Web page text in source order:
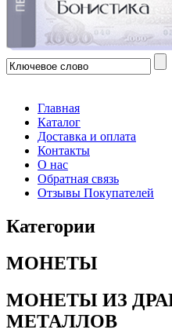
Главная
Каталог
Доставка и оплата
Контакты
О нас
Обратная связь
Отзывы Покупателей
Категории
МОНЕТЫ
МОНЕТЫ ИЗ
МЕТАЛЛОВ